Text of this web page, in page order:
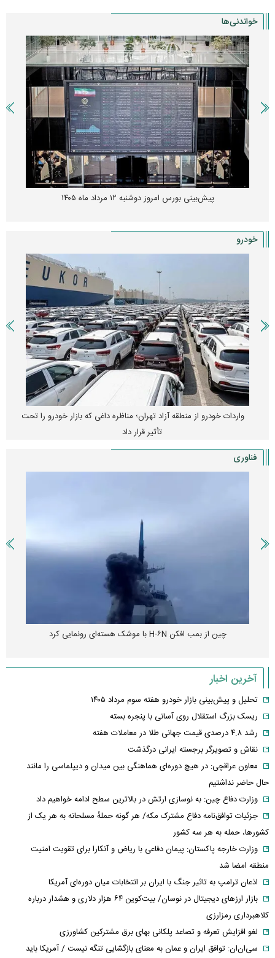
خواندنی‌ها
پیش‌بینی بورس امروز دوشنبه ۱۲ مرداد ماه ۱۴۰۵
خودرو
واردات خودرو از منطقه آزاد تهران؛ مناظره داغی که بازار خودرو را تحت
تأثیر قرار داد
فناوری
چین از بمب افکن H-۶N با موشک هسته‌ای رونمایی کرد
آخرین اخبار
تحلیل و پیش‌بینی بازار خودرو هفته سوم مرداد ۱۴۰۵
ریسک بزرگ استقلال روی آسانی با پنجره بسته
رشد ۴.۸ درصدی قیمت جهانی طلا در معاملات هفته
نقاش و تصویرگر برجسته ایرانی درگذشت
معاون عراقچی: در هیچ دوره‌ای هماهنگی بین میدان و دیپلماسی را مانند
حال حاضر نداشتیم
وزارت دفاع چین: به نوسازی ارتش در بالاترین سطح ادامه خواهیم داد
جزئیات توافق‌نامه دفاع مشترک مکه/ هر گونه حملهٔ مسلحانه به هر یک از
کشورها، حمله به هر سه کشور
وزارت خارجه پاکستان: پیمان دفاعی با ریاض و آنکارا برای تقویت امنیت
منطقه امضا شد
اذعان ترامپ به تاثیر جنگ با ایران بر انتخابات میان دوره‌ای آمریکا
بازار ارزهای دیجیتال در نوسان/ بیت‌کوین ۶۴ هزار دلاری و هشدار درباره
کلاهبرداری رمزارزی
لغو افزایش تعرفه و تصاعد پلکانی بهای برق مشترکین کشاورزی
سی‌ان‌ان: توافق ایران و عمان به معنای بازگشایی تنگه نیست / آمریکا باید